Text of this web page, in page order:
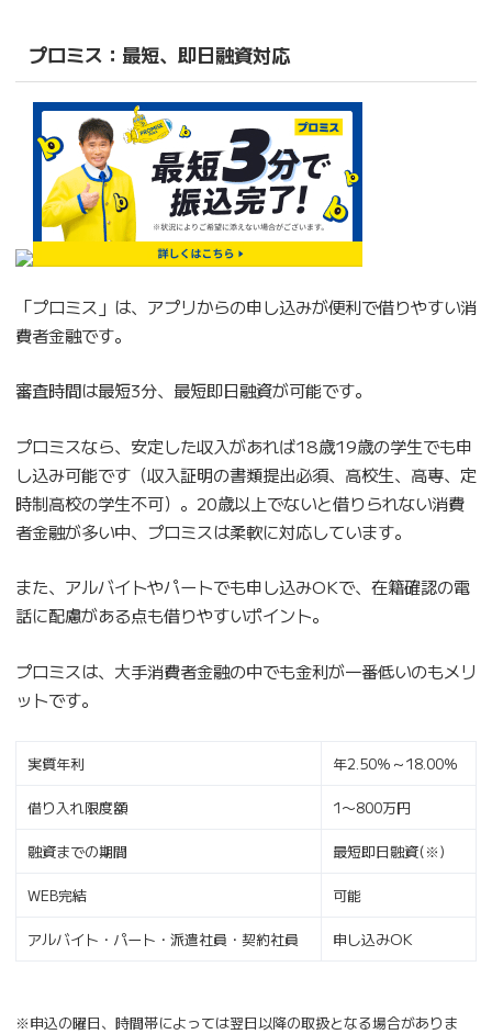
プロミス：最短、即日融資対応
「プロミス」は、アプリからの申し込みが便利で借りやすい消
費者金融です。
審査時間は最短3分、最短即日融資が可能です。
プロミスなら、安定した収入があれば18歳19歳の学生でも申
し込み可能です（収入証明の書類提出必須、高校生、高専、定
時制高校の学生不可）。20歳以上でないと借りられない消費
者金融が多い中、プロミスは柔軟に対応しています。
また、アルバイトやパートでも申し込みOKで、在籍確認の電
話に配慮がある点も借りやすいポイント。
プロミスは、大手消費者金融の中でも金利が一番低いのもメリ
ットです。
実質年利 年2.50％～18.00％
借り入れ限度額 1〜800万円
融資までの期間 最短即日融資(※)
WEB完結 可能
アルバイト・パート・派遣社員・契約社員 申し込みOK
※申込の曜日、時間帯によっては翌日以降の取扱となる場合がありま